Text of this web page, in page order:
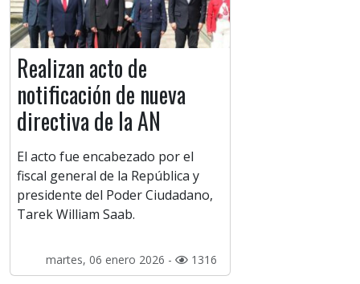
Realizan acto de
notificación de nueva
directiva de la AN
El acto fue encabezado por el
fiscal general de la República y
presidente del Poder Ciudadano,
Tarek William Saab.
martes, 06 enero 2026 - 1316